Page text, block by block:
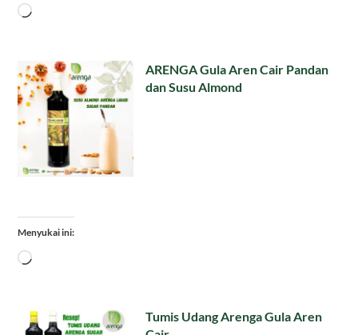
Memuat...
ARENGA Gula Aren Cair Pandan
dan Susu Almond
Menyukai ini:
Memuat...
Tumis Udang Arenga Gula Aren